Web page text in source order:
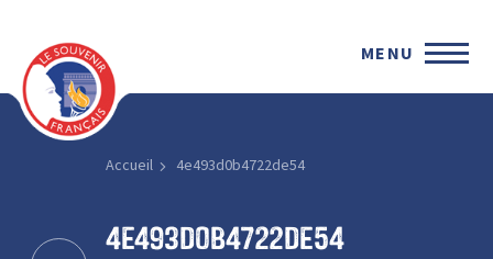
MENU
Accueil 4e493d0b4722de54
4e493d0b4722de54